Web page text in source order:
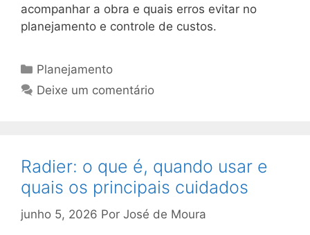
acompanhar a obra e quais erros evitar no
planejamento e controle de custos.
Planejamento
Deixe um comentário
Radier: o que é, quando usar e
quais os principais cuidados
junho 5, 2026 Por José de Moura